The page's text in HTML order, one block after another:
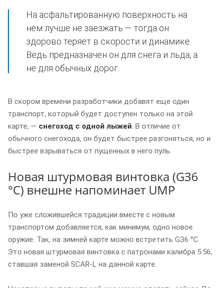
На асфальтированную поверхность на
нем лучше не заезжать — тогда он
здорово теряет в скорости и динамике.
Ведь предназначен он для снега и льда, а
не для обычных дорог.
В скором времени разработчики добавят еще один
транспорт, который будет доступен только на этой
карте, — снегоход с одной лыжей. В отличие от
обычного снегохода, он будет быстрее разгоняться, но и
быстрее взрываться от пущенных в него пуль.
Новая штурмовая винтовка (GЗ6
°C) внешне напоминает UMP
По уже сложившейся традиции вместе с новым
транспортом добавляется, как минимум, одно новое
оружие. Так, на зимней карте можно встретить GЗ6 °C.
Это новая штурмовая винтовка с патронами калибра 5.56,
ставшая заменой SCAR-L на данной карте.